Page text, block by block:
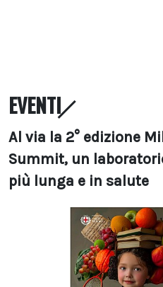
EVENTI
Al via la 2° edizione
Summit, un
più lunga e in salute